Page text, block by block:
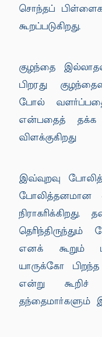
சொந்தப்
கூறப்படுகிறது.
குழந்தை
பிறரது
போல்
என்பதைத் தக்க
விளக்குகிறது
இவ்வுறவு
போலித்தனமான
எனக் கூறும்
யாருக்கோ
என்று
தந்தைமார்களும்